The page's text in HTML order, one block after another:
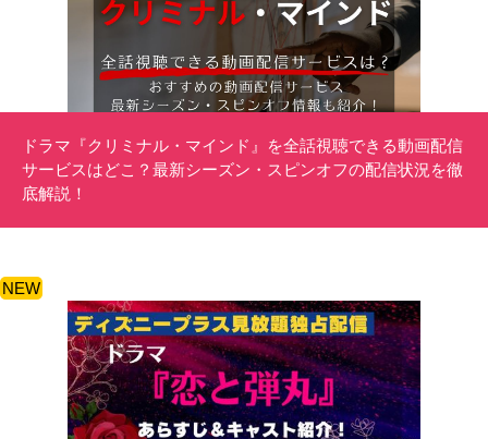
ドラマ『クリミナル・マインド』を全話視聴できる動画配信
サービスはどこ？最新シーズン・スピンオフの配信状況を徹
底解説！
NEW